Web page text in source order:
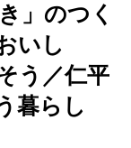
」のつく
いし
う／仁平
暮らし